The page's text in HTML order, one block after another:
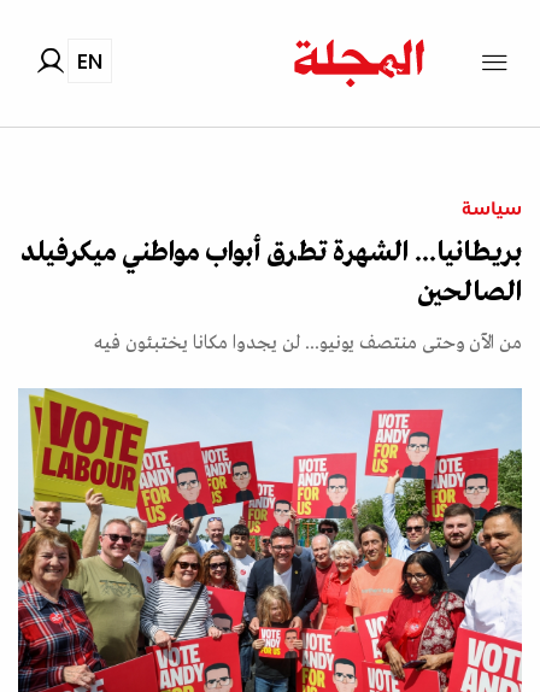
EN
سياسة
بريطانيا... الشهرة تطرق أبواب مواطني ميكرفيلد
الصالحين
من الآن وحتى منتصف يونيو... لن يجدوا مكانا يختبئون فيه